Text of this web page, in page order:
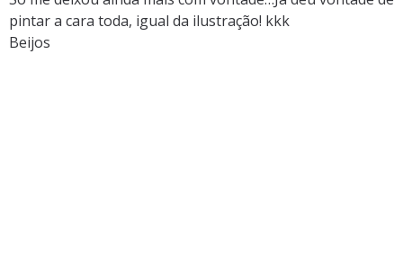
pintar a cara toda, igual da ilustração! kkk
Beijos